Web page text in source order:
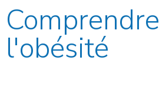
Comprendre
l'obésité